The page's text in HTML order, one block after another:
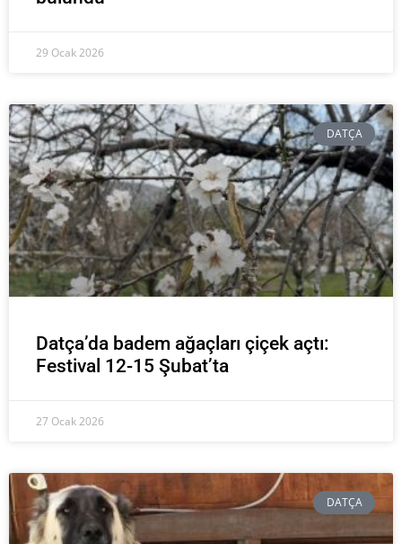
29 Ocak 2026
DATÇA
Datça’da badem ağaçları çiçek açtı:
Festival 12-15 Şubat’ta
27 Ocak 2026
DATÇA